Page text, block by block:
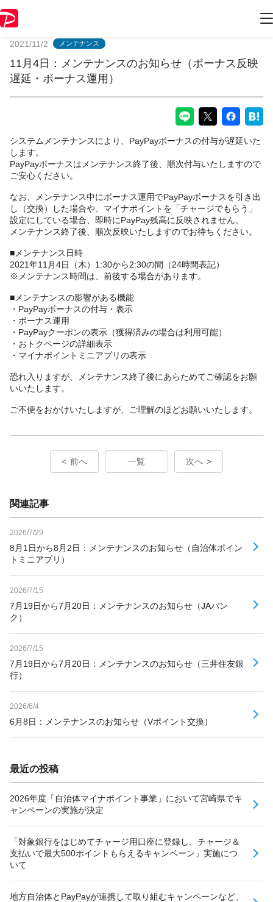
2021/11/2 メンテナンス
11月4日：メンテナンスのお知らせ（ボーナス反映
遅延・ボーナス運用）
システムメンテナンスにより、PayPayボーナスの付与が遅延いた
します。
PayPayボーナスはメンテナンス終了後、順次付与いたしますので
ご安心ください。
なお、メンテナンス中にボーナス運用でPayPayボーナスを引き出
し（交換）した場合や、マイナポイントを「チャージでもらう」
設定にしている場合、即時にPayPay残高に反映されません。
メンテナンス終了後、順次反映いたしますのでお待ちください。
■メンテナンス日時
2021年11月4日（木）1:30から2:30の間（24時間表記）
※メンテナンス時間は、前後する場合があります。
■メンテナンスの影響がある機能
・PayPayボーナスの付与・表示
・ボーナス運用
・PayPayクーポンの表示（獲得済みの場合は利用可能）
・おトクページの詳細表示
・マイナポイントミニアプリの表示
恐れ入りますが、メンテナンス終了後にあらためてご確認をお願
いいたします。
ご不便をおかけいたしますが、ご理解のほどお願いいたします。
前へ 一覧 次へ
関連記事
2026/7/29
8月1日から8月2日：メンテナンスのお知らせ（自治体ポイン
トミニアプリ）
2026/7/15
7月19日から7月20日：メンテナンスのお知らせ（JAバン
ク）
2026/7/15
7月19日から7月20日：メンテナンスのお知らせ（三井住友銀
行）
2026/6/4
6月8日：メンテナンスのお知らせ（Vポイント交換）
最近の投稿
2026年度「自治体マイナポイント事業」において宮崎県でキ
ャンペーンの実施が決定
「対象銀行をはじめてチャージ用口座に登録し、チャージ＆
支払いで最大500ポイントもらえるキャンペーン」実施につ
いて
地方自治体とPayPayが連携して取り組むキャンペーンなど、